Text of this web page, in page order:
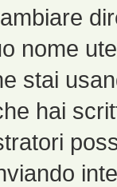
nome
stai
hai